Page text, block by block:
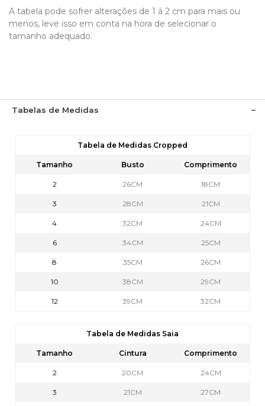
A tabela pode sofrer alterações de 1 á 2 cm para mais ou
menos, leve isso em conta na hora de selecionar o
tamanho adequado.
Tabelas de Medidas
Tabela de Medidas Cropped
Tamanho Busto Comprimento
2 26CM 18CM
3 28CM 21CM
4 32CM 24CM
6 34CM 25CM
8 35CM 26CM
10 38CM 29CM
12 39CM 32CM
Tabela de Medidas Saia
Tamanho Cintura Comprimento
2 20CM 24CM
3 21CM 27CM